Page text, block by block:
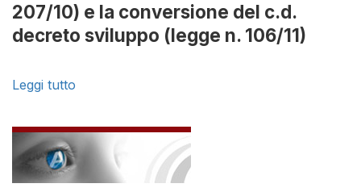
207/10) e la conversione del c.d.
decreto sviluppo (legge n. 106/11)
Leggi tutto